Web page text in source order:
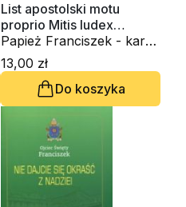
List apostolski motu
proprio Mitis Iudex
Dominus Iesus
Papież Franciszek - kard.
Jorge Mario Bergoglio
13,00 zł
Do koszyka